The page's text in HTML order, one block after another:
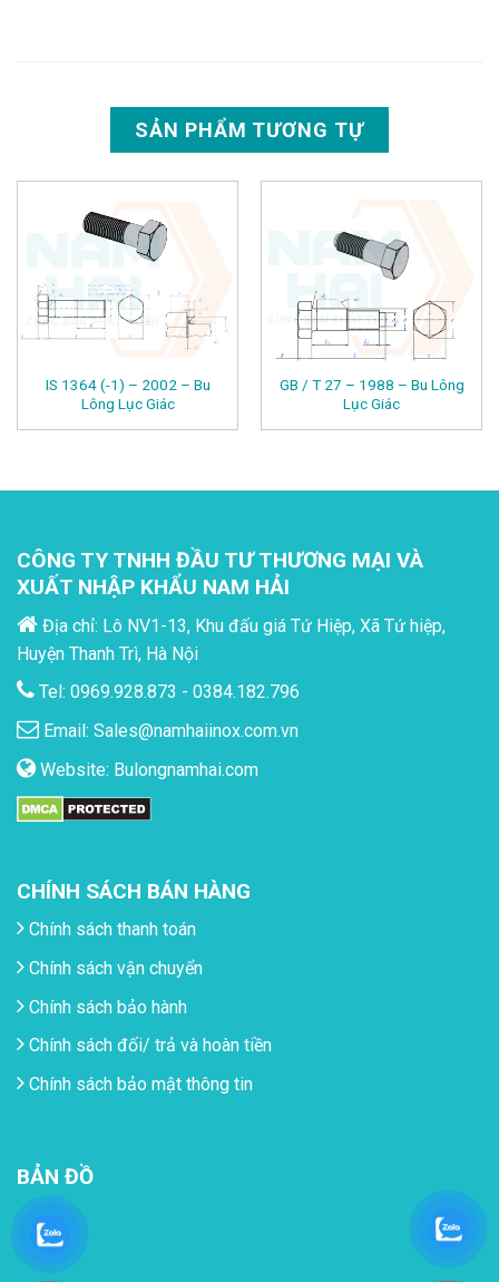
SẢN PHẨM TƯƠNG TỰ
IS 1364 (-1) – 2002 – Bu
Lông Lục Giác
GB / T 27 – 1988 – Bu Lông
Lục Giác
CÔNG TY TNHH ĐẦU TƯ THƯƠNG MẠI VÀ
XUẤT NHẬP KHẨU NAM HẢI
Địa chỉ: Lô NV1-13, Khu đấu giá Tứ Hiệp, Xã Tứ hiệp,
Huyện Thanh Trì, Hà Nội
Tel: 0969.928.873 - 0384.182.796
Email: Sales@namhaiinox.com.vn
Website: Bulongnamhai.com
CHÍNH SÁCH BÁN HÀNG
Chính sách thanh toán
Chính sách vận chuyển
Chính sách bảo hành
Chính sách đối/ trả và hoàn tiền
Chính sách bảo mật thông tin
BẢN ĐỒ